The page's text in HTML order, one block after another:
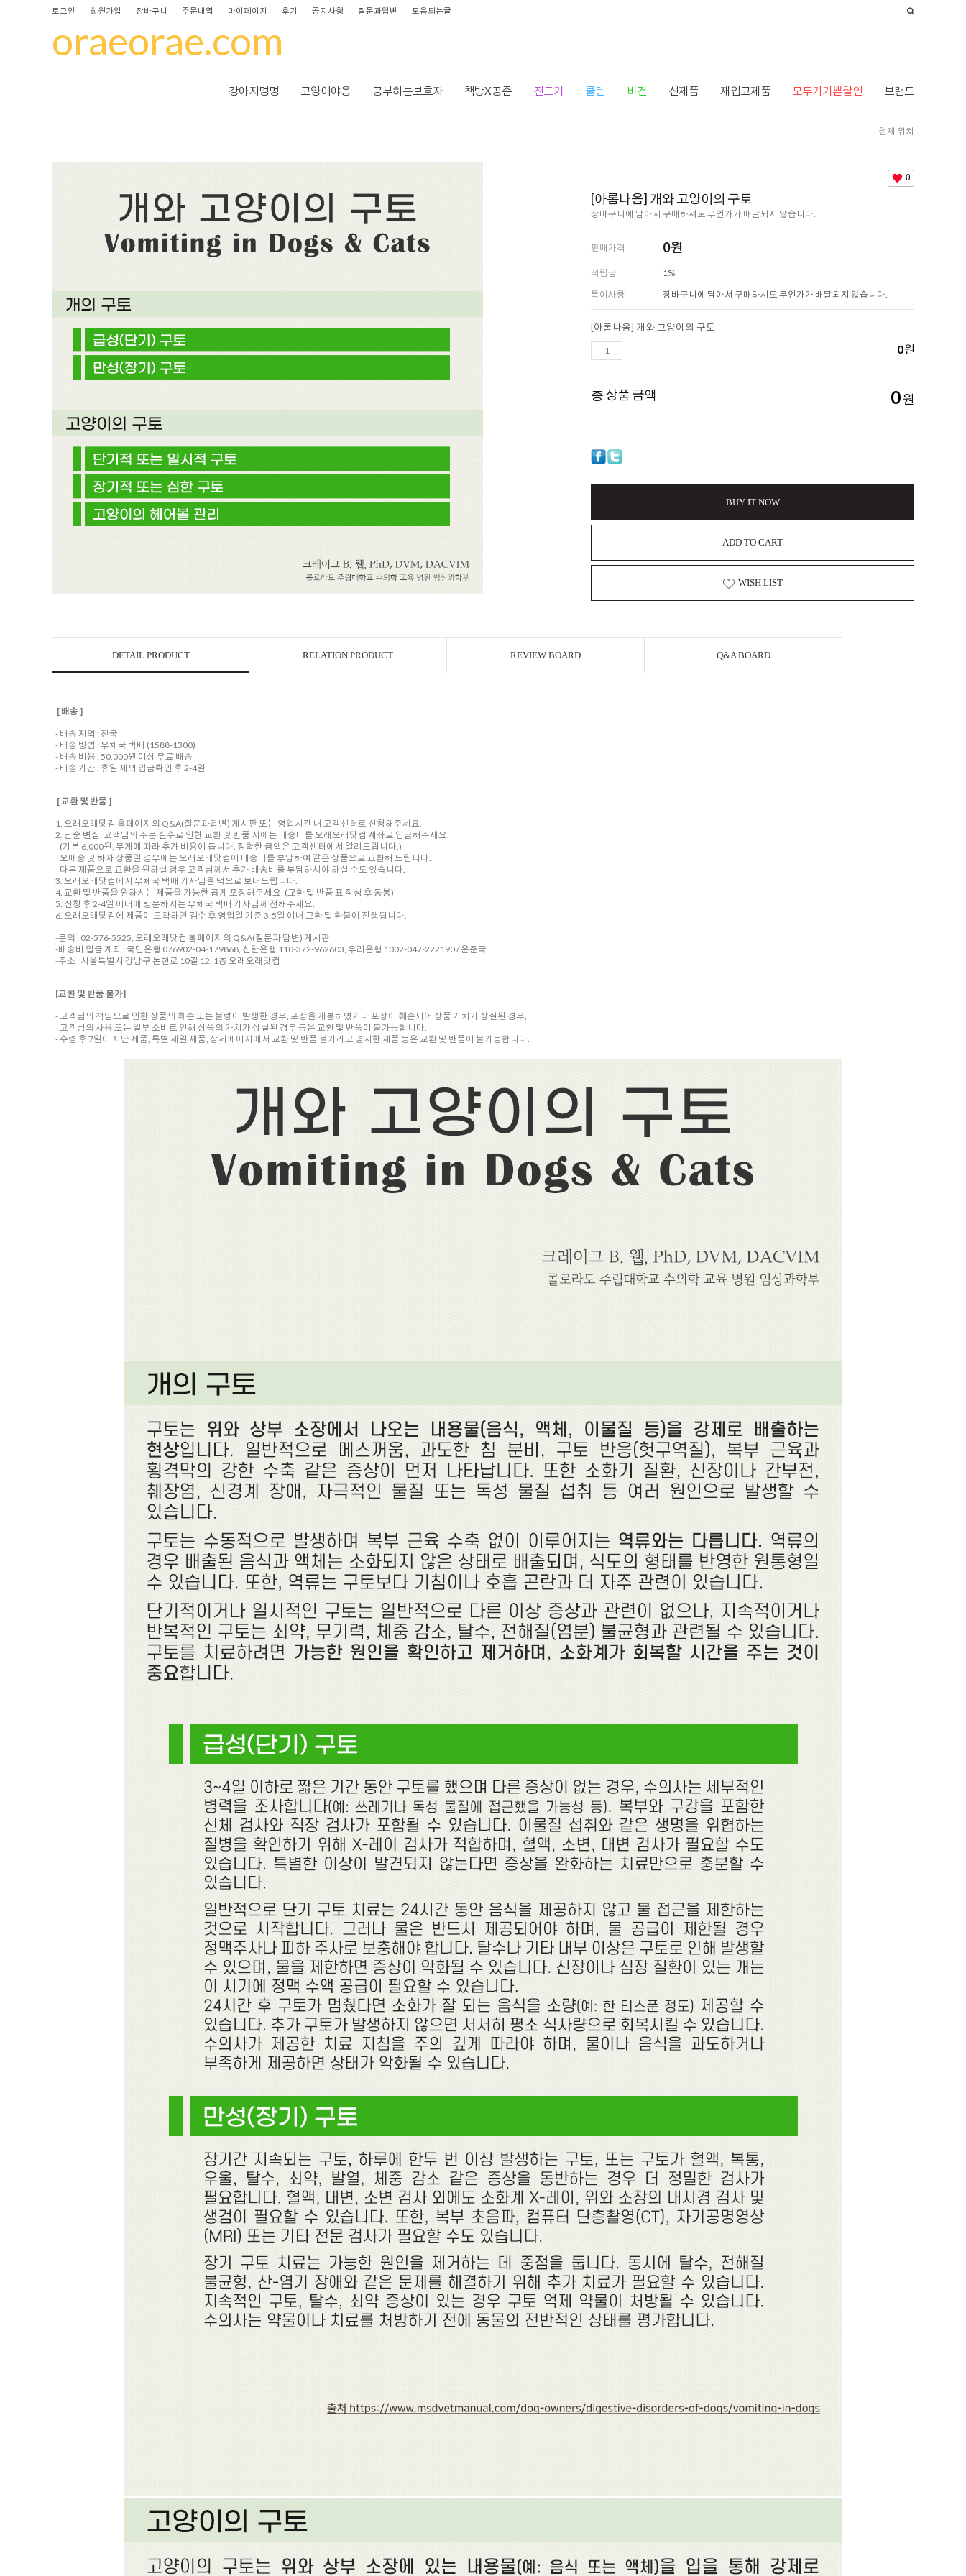
로그인 회원가입 장바구니 주문내역 마이페이지 후기 공지사항 질문과답변 도움되는글
oraeorae.com
강아지멍멍 고양이야옹 공부하는보호자 책방X공존 진드기 쿨템 비건 신제품 재입고제품 모두가기쁜할인 브랜드
현재 위치
0
[아롬나옴] 개와 고양이의 구토
장바구니에 담아서 구매하셔도 무언가가 배달되지 않습니다.
판매가격 0원
적립금
1%
특이사항
장바구니에 담아서 구매하셔도 무언가가 배달되지 않습니다.
[아롬나옴] 개와 고양이의 구토
0원
총 상품 금액 0원
BUY IT NOW
ADD TO CART
WISH LIST
DETAIL PRODUCT RELATION PRODUCT REVIEW BOARD Q&A BOARD
[ 배송 ]
- 배송 지역 : 전국
- 배송 방법 : 우체국 택배 (1588-1300)
- 배송 비용 : 50,000원 이상 무료 배송
- 배송 기간 : 휴일 제외 입금확인 후 2-4일
[ 교환 및 반품 ]
1. 오래오래닷컴 홈페이지의 Q&A(질문과답변) 게시판 또는 영업시간 내 고객센터로 신청해주세요.
2. 단순 변심, 고객님의 주문 실수로 인한 교환 및 반품 시에는 배송비를 오래오래닷컴 계좌로 입금해주세요.
(기본 6,000원, 무게에 따라 추가 비용이 듭니다. 정확한 금액은 고객센터에서 알려드립니다.)
오배송 및 하자 상품일 경우에는 오래오래닷컴이 배송비를 부담하여 같은 상품으로 교환해 드립니다.
다른 제품으로 교환을 원하실 경우 고객님께서 추가 배송비를 부담하셔야 하실 수도 있습니다.
3. 오래오래닷컴에서 우체국 택배 기사님을 댁으로 보내드립니다.
4. 교환 및 반품을 원하시는 제품을 가능한 곱게 포장해주세요. (교환 및 반품 표 작성 후 동봉)
5. 신청 후 2-4일 이내에 방문하시는 우체국 택배 기사님께 전해주세요.
6. 오래오래닷컴에 제품이 도착하면 검수 후 영업일 기준 3-5일 이내 교환 및 환불이 진행됩니다.
-문의 : 02-576-5525, 오래오래닷컴 홈페이지의 Q&A(질문과 답변) 게시판
-배송비 입금 계좌 : 국민은행 076902-04-179868, 신한은행 110-372-962603, 우리은행 1002-047-222190 / 윤준국
-주소 : 서울특별시 강남구 논현로 10길 12, 1층 오래오래닷컴
[교환 및 반품 불가]
- 고객님의 책임으로 인한 상품의 훼손 또는 불량이 발생한 경우, 포장을 개봉하였거나 포장이 훼손되어 상품 가치가 상실된 경우,
고객님의 사용 또는 일부 소비로 인해 상품의 가치가 상실된 경우 등은 교환 및 반품이 불가능합니다.
- 수령 후 7일이 지난 제품, 특별 세일 제품, 상세페이지에서 교환 및 반품 불가라고 명시한 제품 등은 교환 및 반품이 불가능합니다.